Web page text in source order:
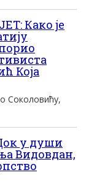
Како је
Која
Соколовићу,
у души
Видовдан,